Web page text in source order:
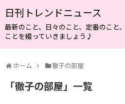
日刊トレンドニュース
最新のこと、日々のこと、定番のこと
ことを綴っていきましょう♪
ホーム 徹子の部屋
「徹子の部屋」 一覧